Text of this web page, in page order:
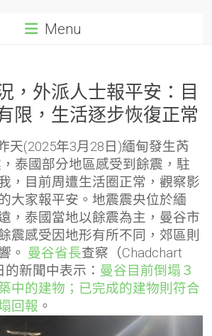
Menu
，外派人士報平安：目
限，生活逐步恢復正常
天(2025年3月28日)緬甸發生芮
泰國部分地區感受到餘震，駐
，目前周遭生活圈正常，觀察影
大家報平安。地震震央位於緬
，泰國當地以餘震為主，曼谷市
震感受因地形有所不同，郊區則
。 曼谷省長查察（Chadchart
新聞中表示： 曼谷目前倒塌３
中的建物；已完成的建物則符合
回報 。